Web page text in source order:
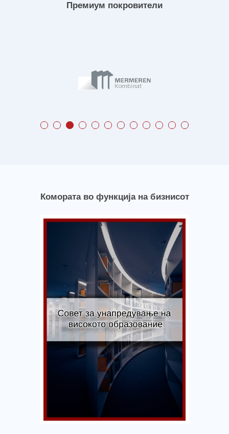
Премиум покровители
Комората во функција на бизнисот
Совет за